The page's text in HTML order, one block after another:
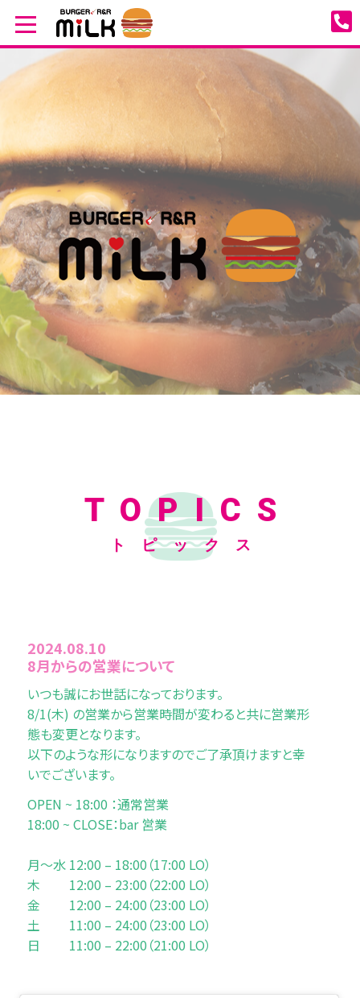
TOPICS
トピックス
2024.08.10
8月からの営業について
いつも誠にお世話になっております。
8/1(木) の営業から営業時間が変わると共に営業形
態も変更となります。
以下のような形になりますのでご了承頂けますと幸
いでございます。
OPEN ~ 18:00 ：通常営業
18:00 ~ CLOSE：bar 営業
月～水 12:00 – 18:00（17:00 LO）
木 12:00 – 23:00（22:00 LO）
金 12:00 – 24:00（23:00 LO）
土 11:00 – 24:00（23:00 LO）
日 11:00 – 22:00（21:00 LO）
2023.12.01